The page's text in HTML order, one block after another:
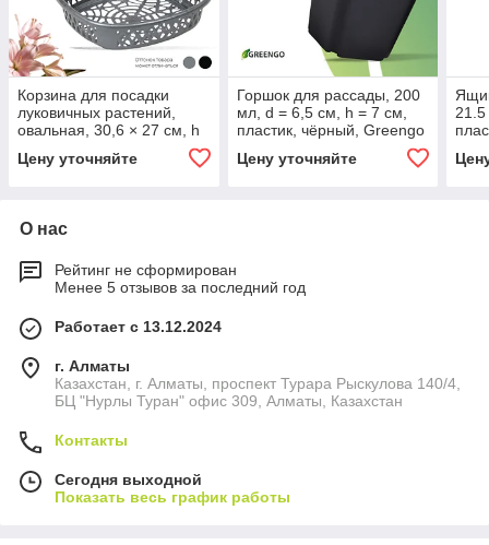
Корзина для посадки
луковичных растений,
овальная, 30,6 × 27 см, h
Цену уточняйте
Горшок для рассады, 200
мл, d = 6,5 см, h = 7 см,
пластик, чёрный, Greengo
Цену уточняйте
О нас
Рейтинг не сформирован
Менее 5 отзывов за последний год
Работает с 13.12.2024
г. Алматы
Казахстан, г. Алматы, проспект Турара Рыскулова 140/4,
БЦ "Нурлы Туран" офис 309, Алматы, Казахстан
Контакты
Сегодня выходной
Показать весь график работы